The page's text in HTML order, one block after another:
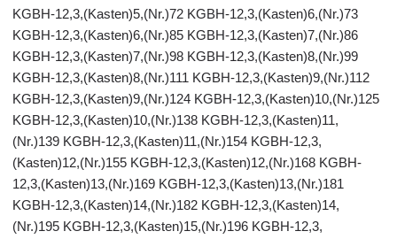
KGBH-12,3,(Kasten)5,(Nr.)72 KGBH-12,3,(Kasten)6,(Nr.)73
KGBH-12,3,(Kasten)6,(Nr.)85 KGBH-12,3,(Kasten)7,(Nr.)86
KGBH-12,3,(Kasten)7,(Nr.)98 KGBH-12,3,(Kasten)8,(Nr.)99
KGBH-12,3,(Kasten)8,(Nr.)111 KGBH-12,3,(Kasten)9,(Nr.)112
KGBH-12,3,(Kasten)9,(Nr.)124 KGBH-12,3,(Kasten)10,(Nr.)125
KGBH-12,3,(Kasten)10,(Nr.)138 KGBH-12,3,(Kasten)11,
(Nr.)139 KGBH-12,3,(Kasten)11,(Nr.)154 KGBH-12,3,
(Kasten)12,(Nr.)155 KGBH-12,3,(Kasten)12,(Nr.)168 KGBH-
12,3,(Kasten)13,(Nr.)169 KGBH-12,3,(Kasten)13,(Nr.)181
KGBH-12,3,(Kasten)14,(Nr.)182 KGBH-12,3,(Kasten)14,
(Nr.)195 KGBH-12,3,(Kasten)15,(Nr.)196 KGBH-12,3,